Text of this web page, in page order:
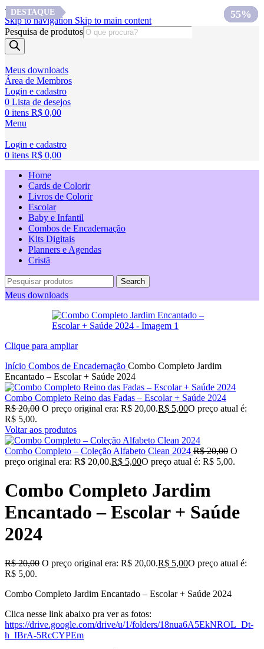
<
Skip to navigation Skip to main content
Pesquisa de produtos
Meus downloads
Área de Membros
Login e cadastro
0 Lista de desejos
0 itens R$ 0,00
Menu
Login e cadastro
0 itens R$ 0,00
Home
Cards de Colorir
Livros de Colorir
Escolar
Baby e Infantil
Combos de Encadernação
Kits Digitais
Planners e Agendas
Cristã
Search
Meus downloads
75%
Clique para ampliar
Início Combos de Encadernação Combo Completo Jardim
Encantado – Escolar + Saúde 2024
Combo Completo Reino das Fadas – Escolar + Saúde 2024
R$20,00 O preço original era: R$ 20,00.R$ 5,00O preço atual é:
R$ 5,00.
Voltar aos produtos
Combo Completo – Coleção Alfabeto Clean 2024 R$20,00 O
preço original era: R$ 20,00.R$ 5,00O preço atual é: R$ 5,00.
Combo Completo Jardim
Encantado – Escolar + Saúde
2024
R$20,00 O preço original era: R$ 20,00.R$ 5,00O preço atual é:
R$ 5,00.
Combo Completo Jardim Encantado – Escolar + Saúde 2024
Clica nesse link abaixo pra ver as fotos:
https://drive.google.com/drive/u/1/folders/18nua6A5EkNROL_Dt-
h_IBrA-5RcCYPEm
67%
60%
50%
DESTAQUE 64%
50%
50%
55%
DESTAQUE